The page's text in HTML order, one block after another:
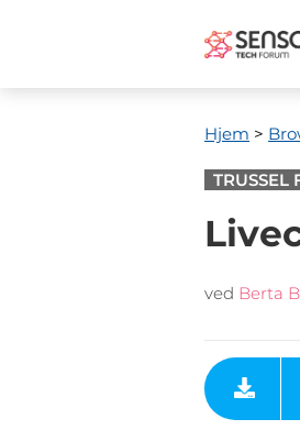
Hjem >
TRUSSEL
ved Berta